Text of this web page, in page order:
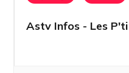
Astv Infos - Les